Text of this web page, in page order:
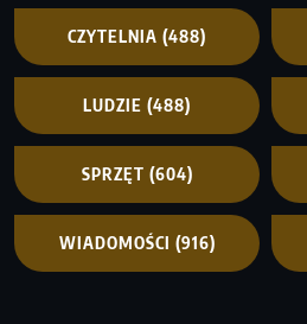
CZYTELNIA (488)
LUDZIE (488)
SPRZĘT (604)
WIADOMOŚCI (916)